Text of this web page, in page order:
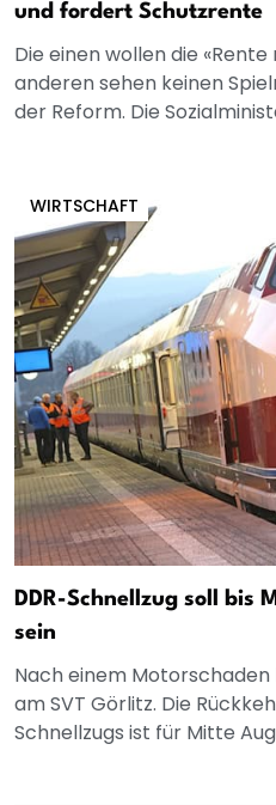
und fordert Schutzrente
Die einen wollen die
anderen sehen keinen
der Reform. Die
WIRTSCHAFT
DDR-Schnellzug soll bis
sein
Nach einem
am SVT Görlitz. Die
Schnellzugs ist für Mitte